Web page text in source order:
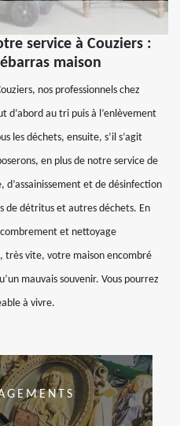
service à Couziers :
maison
nos professionnels chez
au tri puis à l’enlèvement
les déchets, ensuite, s’il s’agit
en plus de notre service de
et de désinfection
de détritus et autres déchets. En
et nettoyage
très vite, votre maison encombré
mauvais souvenir. Vous pourrez
à vivre.